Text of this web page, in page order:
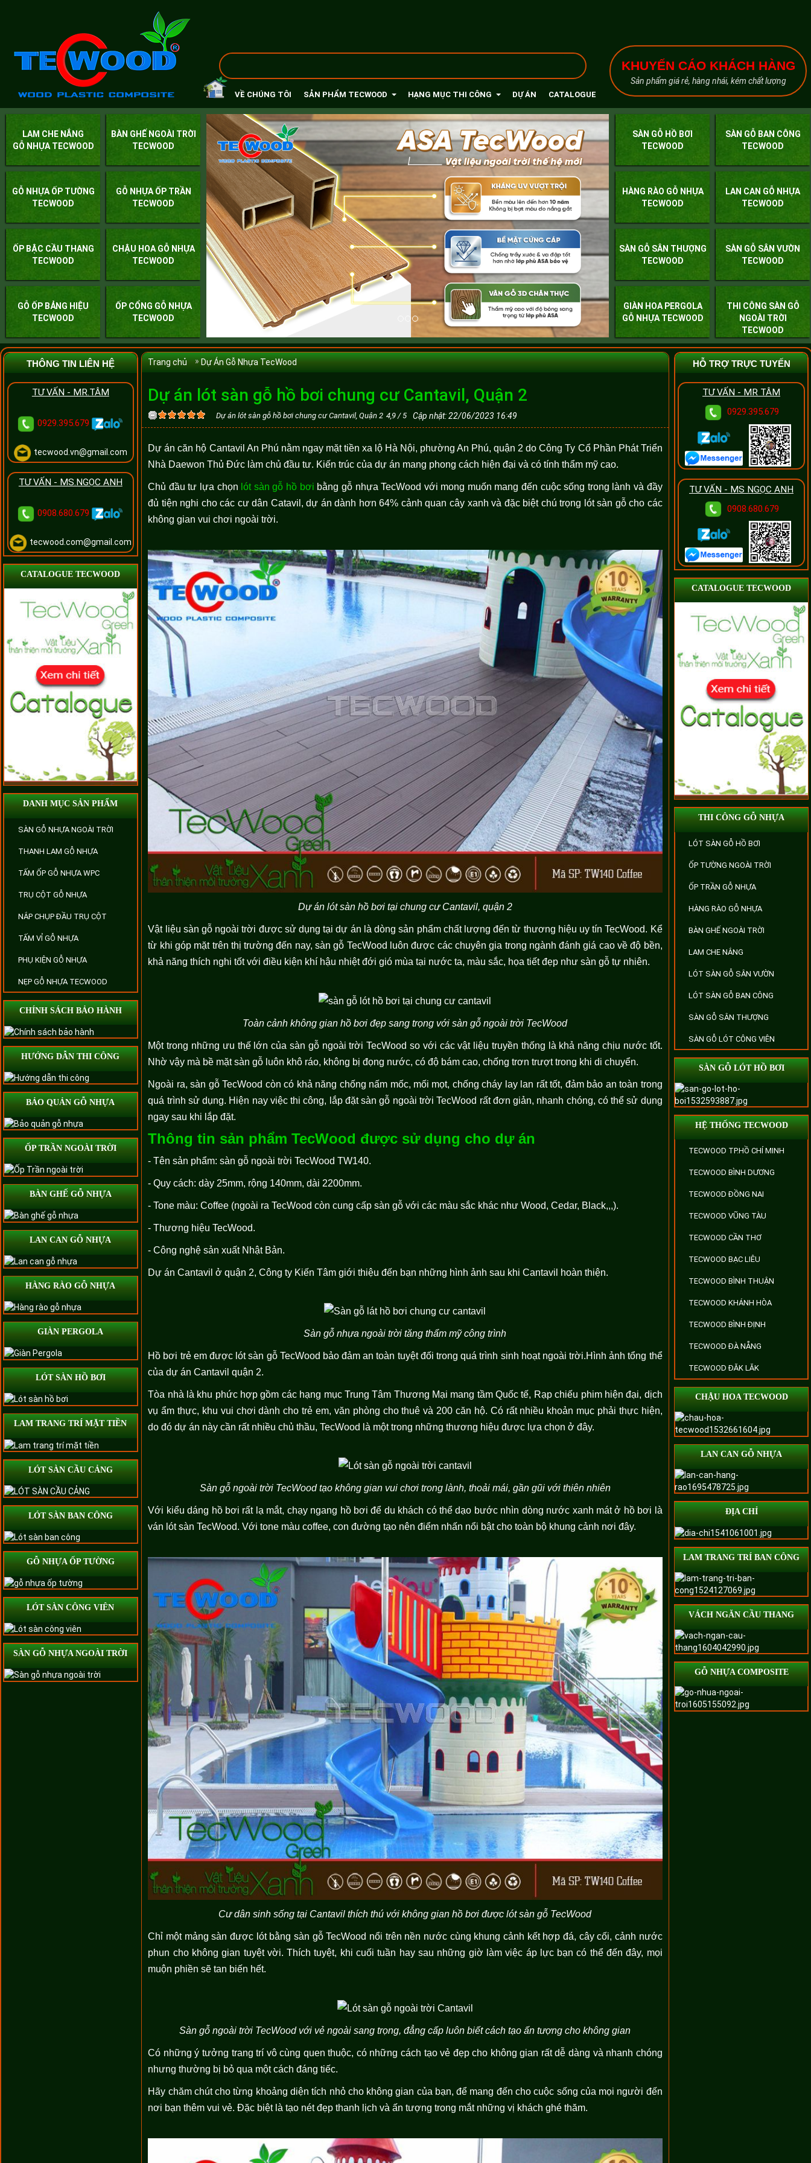
VỀ CHÚNG TÔI SẢN PHẨM TECWOOD HẠNG MỤC THI CÔNG DỰ ÁN CATALOGUE
KHUYẾN CÁO KHÁCH HÀNG
Sản phẩm giá rẻ, hàng nhái, kém chất lượng
LAM CHE NẮNG
GỖ NHỰA TECWOOD
BÀN GHẾ NGOÀI TRỜI
TECWOOD
GỖ NHỰA ỐP TƯỜNG
TECWOOD
GỖ NHỰA ỐP TRẦN
TECWOOD
ỐP BẬC CẦU THANG
TECWOOD
CHẬU HOA GỖ NHỰA
TECWOOD
GỖ ỐP BẢNG HIỆU
TECWOOD
ỐP CỔNG GỖ NHỰA
TECWOOD
SÀN GỖ HỒ BƠI
TECWOOD
SÀN GỖ BAN CÔNG
TECWOOD
HÀNG RÀO GỖ NHỰA
TECWOOD
LAN CAN GỖ NHỰA
TECWOOD
SÀN GỖ SÂN THƯỢNG
TECWOOD
SÀN GỖ SÂN VƯỜN
TECWOOD
GIÀN HOA PERGOLA
GỖ NHỰA TECWOOD
THI CÔNG SÀN GỖ
NGOÀI TRỜI
TECWOOD
THÔNG TIN LIÊN HỆ
TƯ VẤN - MR.TÂM
0929.395.679
tecwood.vn@gmail.com
TƯ VẤN - MS.NGỌC ANH
0908.680.679
tecwood.com@gmail.com
CATALOGUE TECWOOD
DANH MỤC SẢN PHẨM
SÀN GỖ NHỰA NGOÀI TRỜI
THANH LAM GỖ NHỰA
TẤM ỐP GỖ NHỰA WPC
TRỤ CỘT GỖ NHỰA
NẮP CHỤP ĐẦU TRỤ CỘT
TẤM VỈ GỖ NHỰA
PHỤ KIỆN GỖ NHỰA
NẸP GỖ NHỰA TECWOOD
CHÍNH SÁCH BẢO HÀNH
HƯỚNG DẪN THI CÔNG
BẢO QUẢN GỖ NHỰA
ỐP TRẦN NGOÀI TRỜI
BÀN GHẾ GỖ NHỰA
LAN CAN GỖ NHỰA
HÀNG RÀO GỖ NHỰA
GIÀN PERGOLA
LÓT SÀN HỒ BƠI
LAM TRANG TRÍ MẶT TIỀN
LÓT SÀN CẦU CẢNG
LÓT SÀN BAN CÔNG
GỖ NHỰA ỐP TƯỜNG
LÓT SÀN CÔNG VIÊN
SÀN GỖ NHỰA NGOÀI TRỜI
Trang chủ Dự Án Gỗ Nhựa TecWood
Dự án lót sàn gỗ hồ bơi chung cư Cantavil, Quận 2
Dự án lót sàn gỗ hồ bơi chung cư Cantavil, Quận 2 4,9 /5 Cập nhật: 22/06/2023 16:49
Dự án căn hộ Cantavil An Phú nằm ngay mặt tiền xa lộ Hà Nội, phường An Phú, quận 2 do Công Ty Cổ Phần Phát Triển
Nhà Daewon Thủ Đức làm chủ đầu tư. Kiến trúc của dự án mang phong cách hiện đại và có tính thẩm mỹ cao.
Chủ đầu tư lựa chọn lót sàn gỗ hồ bơi bằng gỗ nhựa TecWood với mong muốn mang đến cuộc sống trong lành và đầy
đủ tiện nghi cho các cư dân Catavil, dự án dành hơn 64% cảnh quan cây xanh và đặc biệt chú trọng lót sàn gỗ cho các
không gian vui chơi ngoài trời.
Dự án lót sàn hồ bơi tại chung cư Cantavil, quận 2
Vật liệu sàn gỗ ngoài trời được sử dụng tại dự án là dòng sản phẩm chất lượng đến từ thương hiệu uy tín TecWood. Kể
từ khi góp mặt trên thị trường đến nay, sàn gỗ TecWood luôn được các chuyên gia trong ngành đánh giá cao về độ bền,
khả năng thích nghi tốt với điều kiện khí hậu nhiệt đới gió mùa tại nước ta, màu sắc, họa tiết đẹp như sàn gỗ tự nhiên.
Toàn cảnh không gian hồ bơi đẹp sang trọng với sàn gỗ ngoài trời TecWood
Một trong những ưu thế lớn của sàn gỗ ngoài trời TecWood so với các vật liệu truyền thống là khả năng chịu nước tốt.
Nhờ vậy mà bề mặt sàn gỗ luôn khô ráo, không bị đọng nước, có độ bám cao, chống trơn trượt trong khi di chuyển.
Ngoài ra, sàn gỗ TecWood còn có khả năng chống nấm mốc, mối mọt, chống cháy lay lan rất tốt, đảm bảo an toàn trong
quá trình sử dụng. Hiện nay việc thi công, lắp đặt sàn gỗ ngoài trời TecWood rất đơn giản, nhanh chóng, có thể sử dụng
ngay sau khi lắp đặt.
Thông tin sản phẩm TecWood được sử dụng cho dự án
- Tên sản phẩm: sàn gỗ ngoài trời TecWood TW140.
- Quy cách: dày 25mm, rộng 140mm, dài 2200mm.
- Tone màu: Coffee (ngoài ra TecWood còn cung cấp sàn gỗ với các màu sắc khác như Wood, Cedar, Black,,,).
- Thương hiệu TecWood.
- Công nghệ sản xuất Nhật Bản.
Dự án Cantavil ở quận 2, Công ty Kiến Tâm giới thiệu đến bạn những hình ảnh sau khi Cantavil hoàn thiện.
Sàn gỗ nhựa ngoài trời tăng thẩm mỹ công trình
Hồ bơi trẻ em được lót sàn gỗ TecWood bảo đảm an toàn tuyệt đối trong quá trình sinh hoạt ngoài trời.Hình ảnh tổng thể
của dự án Cantavil quận 2.
Tòa nhà là khu phức hợp gồm các hạng mục Trung Tâm Thương Mại mang tầm Quốc tế, Rạp chiếu phim hiện đại, dịch
vụ ẩm thực, khu vui chơi dành cho trẻ em, văn phòng cho thuê và 200 căn hộ. Có rất nhiều khoản mục phải thực hiện,
do đó dự án này cần rất nhiều chủ thầu, TecWood là một trong những thương hiệu được lựa chọn ở đây.
Sàn gỗ ngoài trời TecWood tạo không gian vui chơi trong lành, thoải mái, gần gũi với thiên nhiên
Với kiểu dáng hồ bơi rất lạ mắt, chạy ngang hồ bơi để du khách có thể dạo bước nhìn dòng nước xanh mát ở hồ bơi là
ván lót sàn TecWood. Với tone màu coffee, con đường tạo nên điểm nhấn nổi bật cho toàn bộ khung cảnh nơi đây.
Cư dân sinh sống tại Cantavil thích thú với không gian hồ bơi được lót sàn gỗ TecWood
Chỉ một mảng sàn được lót bằng sàn gỗ TecWood nổi trên nền nước cùng khung cảnh kết hợp đá, cây cối, cảnh nước
phun cho không gian tuyệt vời. Thích tuyệt, khi cuối tuần hay sau những giờ làm việc áp lực bạn có thể đến đây, mọi
muộn phiền sẽ tan biến hết.
Sàn gỗ ngoài trời TecWood với vẻ ngoài sang trọng, đẳng cấp luôn biết cách tạo ấn tượng cho không gian
Có những ý tưởng trang trí vô cùng quen thuộc, có những cách tạo vẻ đẹp cho không gian rất dễ dàng và nhanh chóng
nhưng thường bị bỏ qua một cách đáng tiếc.
Hãy chăm chút cho từng khoảng diện tích nhỏ cho không gian của bạn, để mang đến cho cuộc sống của mọi người đến
nơi bạn thêm vui vẻ. Đặc biệt là tạo nét đẹp thanh lịch và ấn tượng trong mắt những vị khách ghé thăm.
HỖ TRỢ TRỰC TUYẾN
TƯ VẤN - MR TÂM
0929.395.679
TƯ VẤN - MS NGỌC ANH
0908.680.679
CATALOGUE TECWOOD
THI CÔNG GỖ NHỰA
LÓT SÀN GỖ HỒ BƠI
ỐP TƯỜNG NGOÀI TRỜI
ỐP TRẦN GỖ NHỰA
HÀNG RÀO GỖ NHỰA
BÀN GHẾ NGOÀI TRỜI
LAM CHE NẮNG
LÓT SÀN GỖ SÂN VƯỜN
LÓT SÀN GỖ BAN CÔNG
SÀN GỖ SÂN THƯỢNG
SÀN GỖ LÓT CÔNG VIÊN
SÀN GỖ LÓT HỒ BƠI
HỆ THỐNG TECWOOD
TECWOOD TP.HỒ CHÍ MINH
TECWOOD BÌNH DƯƠNG
TECWOOD ĐỒNG NAI
TECWOOD VŨNG TÀU
TECWOOD CẦN THƠ
TECWOOD BẠC LIÊU
TECWOOD BÌNH THUẬN
TECWOOD KHÁNH HÒA
TECWOOD BÌNH ĐỊNH
TECWOOD ĐÀ NẴNG
TECWOOD ĐĂK LĂK
CHẬU HOA TECWOOD
LAN CAN GỖ NHỰA
ĐỊA CHỈ
LAM TRANG TRÍ BAN CÔNG
VÁCH NGĂN CẦU THANG
GỖ NHỰA COMPOSITE